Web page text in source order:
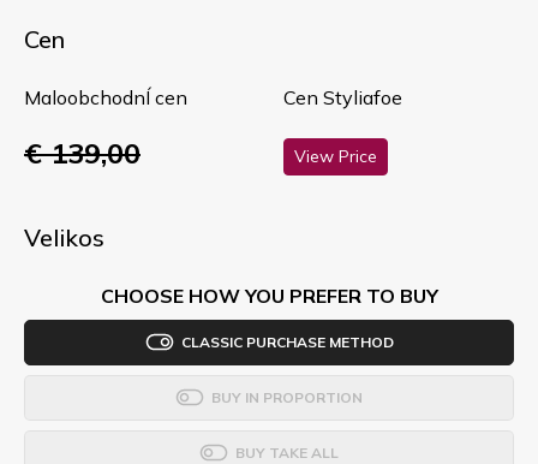
Cen
MaloobchodnÍ cen
€ 139,00
Cen Styliafoe
View Price
Velikos
CHOOSE HOW YOU PREFER TO BUY
CLASSIC PURCHASE METHOD
BUY IN PROPORTION
BUY TAKE ALL